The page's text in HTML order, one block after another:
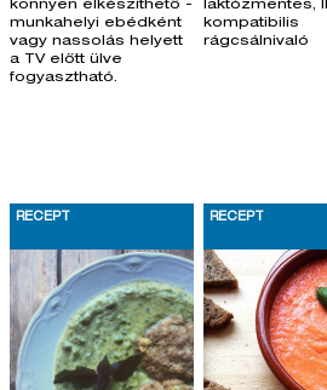
könnyen elkészíthető -
munkahelyi ebédként
vagy nassolás helyett
a TV előtt ülve
fogyasztható.
laktózmentes,
kompatibilis
rágcsálnivaló
RECEPT RECEPT